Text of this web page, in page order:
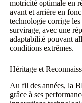
motricité optimale en
avant et arrière en
technologie corrige les
survirage, avec une
adaptabilité pouvant
conditions extrêmes.
Héritage et
Au fil des années, la
grâce à ses